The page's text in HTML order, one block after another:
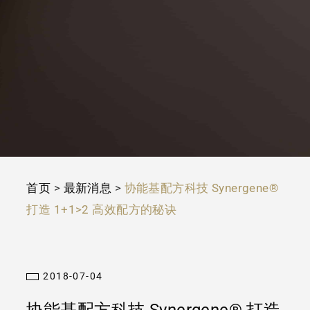
首页 > 最新消息 > 协能基配方科技 Synergene®
打造 1+1>2 高效配方的秘诀
2018-07-04